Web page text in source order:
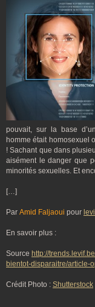
pouvait, sur la base
homme était homosexuel
! Sachant que dans
aisément le danger que
minorités sexuelles. Et
[…]
Par Amid Faljaoui pour
En savoir plus :
Source http://
bientot-disparaitre/article-
Crédit Photo : Shutterstock